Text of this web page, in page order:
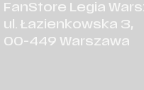
FanStore Legia
ul. Łazienkowska 3,
00-449 Warszawa